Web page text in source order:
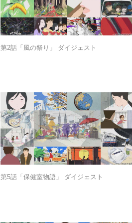
第2話「風の祭り」 ダイジェスト
第5話「保健室物語」 ダイジェスト